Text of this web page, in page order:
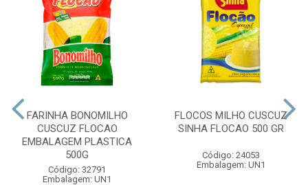
FARINHA BONOMILHO
CUSCUZ FLOCAO
EMBALAGEM PLASTICA
500G
Código: 32791
Embalagem: UN1
FLOCOS MILHO CUSCUZ
SINHA FLOCAO 500 GR
Código: 24053
Embalagem: UN1